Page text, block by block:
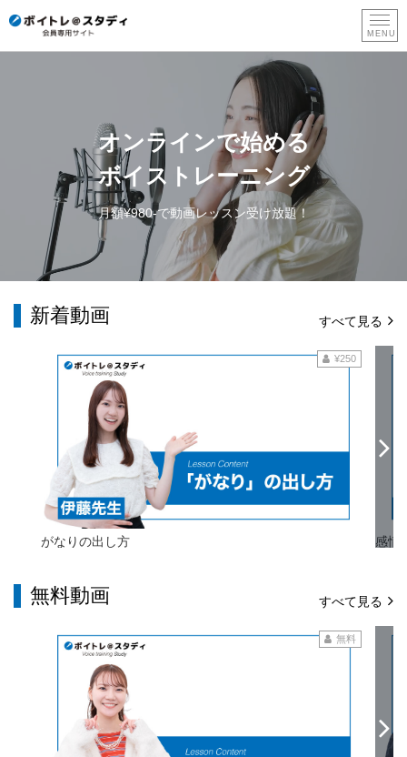
オンラインで始める
ボイストレーニング
月額¥980-で動画レッスン受け放題！
新着動画 すべて見る
がなりの出し方
¥250
感情
無料動画 すべて見る
無料